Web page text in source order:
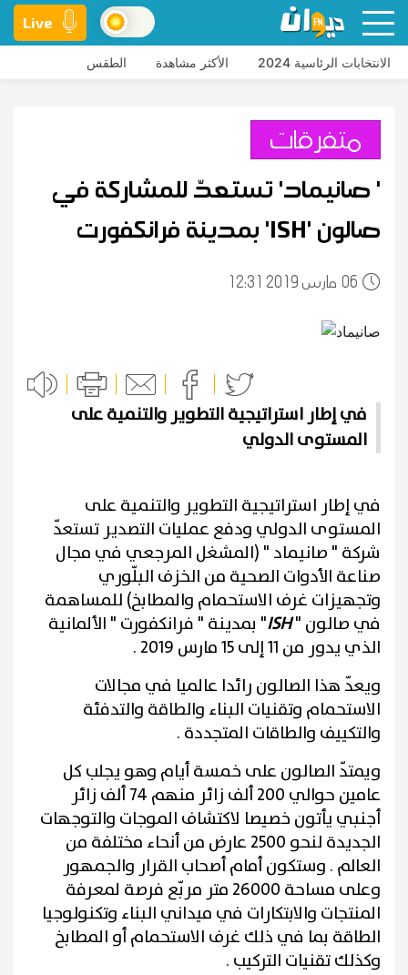
Live
الانتخابات الرئاسية 2024 الأكثر مشاهدة الطقس
متفرقات
' صانيماد' تستعدّ للمشاركة في
صالون 'ISH' بمدينة فرانكفورت
06 12:31 2019 مارس
في إطار استراتيجية التطوير والتنمية على
المستوى الدولي
في إطار استراتيجية التطوير والتنمية على
المستوى الدولي ودفع عمليات التصدير تستعدّ
شركة " صانيماد " (المشغل المرجعي في مجال
صناعة الأدوات الصحية من الخزف البلّوري
وتجهيزات غرف الاستحمام والمطابخ) للمساهمة
في صالون "ISH" بمدينة " فرانكفورت " الألمانية
الذي يدور من 11 إلى 15 مارس 2019 .
ويعدّ هذا الصالون رائدا عالميا في مجالات
الاستحمام وتقنيات البناء والطاقة والتدفئة
والتكييف والطاقات المتجددة .
ويمتدّ الصالون على خمسة أيام وهو يجلب كل
عامين حوالي 200 ألف زائر منهم 74 ألف زائر
أجنبي يأتون خصيصا لاكتشاف الموجات والتوجهات
الجديدة لنحو 2500 عارض من أنحاء مختلفة من
العالم . وستكون أمام أصحاب القرار والجمهور
وعلى مساحة 26000 متر مربّع فرصة لمعرفة
المنتجات والابتكارات في ميداني البناء وتكنولوجيا
الطاقة بما في ذلك غرف الاستحمام أو المطابخ
وكذلك تقنيات التركيب .